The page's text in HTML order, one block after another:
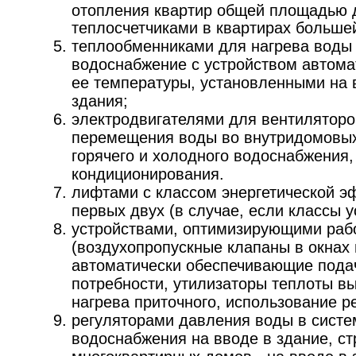
отопления квартир общей площадью
теплосчетчиками в квартирах
теплообменниками для нагрева воды
водоснабжение с устройством
ее температуры, установленными на
здания;
электродвигателями для
перемещения воды во
горячего и холодного
кондиционирования.
лифтами с классом энергетической
первых двух (в случае, если классы
устройствами, оптимизирующими
(воздухопропускные клапаны в окнах
автоматически обеспечивающие
потребности, утилизаторы теплоты
нагрева приточного, использование
регуляторами давления воды в
водоснабжения на вводе в здание,